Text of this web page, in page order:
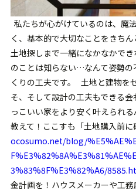
私たちが心がけているのは、魔
く、基本的で大切なことをきちん
土地探しまで一緒になかなかで
のことは知らない…なんて姿勢の
くりの工夫です。 土地と建物を
そ、そして設計の工夫もできる
っこいい家をより安く叶えられる
教えて！ここすも「土地購入前に
ocosumo.net/blog/
3%83%8F%E3%82%A6/
金計画を！ハウスメーカーや工